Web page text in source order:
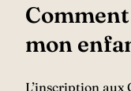
mon
L’inscription aux